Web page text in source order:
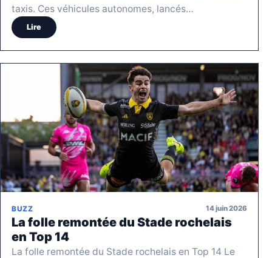
taxis. Ces véhicules autonomes, lancés…
Lire
BUZZ 14 juin 2026
La folle remontée du Stade rochelais
en Top 14
La folle remontée du Stade rochelais en Top 14 Le